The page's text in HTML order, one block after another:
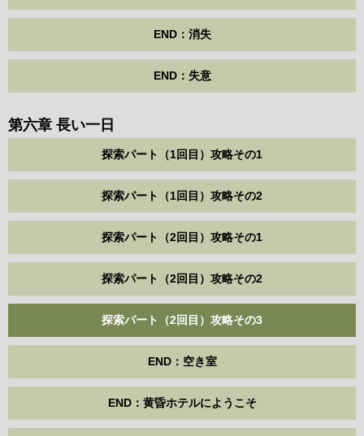
END：消失
END：失意
第六章 長い一日
探索パート（1回目）攻略その1
探索パート（1回目）攻略その2
探索パート（2回目）攻略その1
探索パート（2回目）攻略その2
探索パート（2回目）攻略その3
END：空き室
END：黄昏ホテルにようこそ